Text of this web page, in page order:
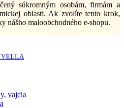
súkromným osobám, firmám a
oblasti. Ak zvolíte tento krok,
nášho maloobchodného e-shopu.
vajcia